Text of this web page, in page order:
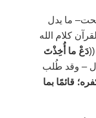
– ما يدل
كلام الله
((دَعْ ما أُخِذْتَ
– وقد طُلب
قائمًا بما